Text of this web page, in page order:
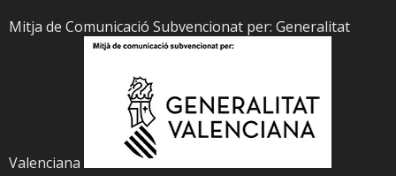
Mitja de Comunicació Subvencionat per: Generalitat
Valenciana